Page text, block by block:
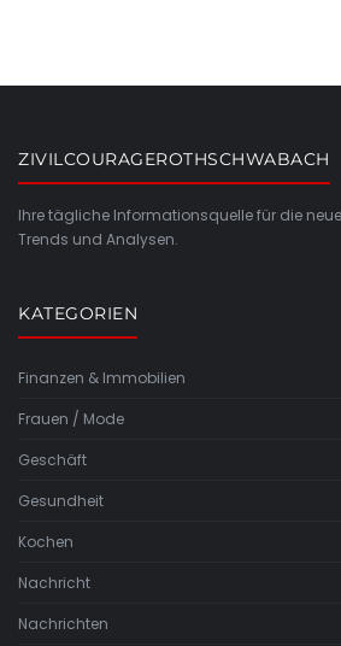
ZIVILCOURAGEROTHSCHWABACH
Ihre tägliche Informationsquelle für die
Trends und Analysen.
KATEGORIEN
Finanzen & Immobilien
Frauen / Mode
Geschäft
Gesundheit
Kochen
Nachricht
Nachrichten